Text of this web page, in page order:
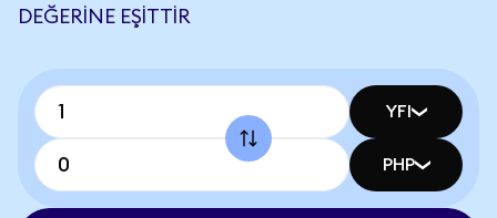
DEĞERINE EŞITTIR
YFI
PHP